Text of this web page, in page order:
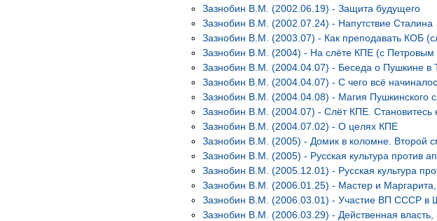
Зазнобин В.М. (2002.06.19) - Защита будущего
Зазнобин В.М. (2002.07.24) - Напутствие Сталина
Зазнобин В.М. (2003.07) - Как преподавать КОБ
Зазнобин В.М. (2004) - На слёте КПЕ (с Петровым
Зазнобин В.М. (2004.04.07) - Беседа о Пушкине в
Зазнобин В.М. (2004.04.07) - С чего всё
Зазнобин В.М. (2004.04.08) - Магия Пушкинского
Зазнобин В.М. (2004.07) - Слёт КПЕ. Становитесь
Зазнобин В.М. (2004.07.02) - О целях КПЕ
Зазнобин В.М. (2005) - Домик в коломне. Второй
Зазнобин В.М. (2005) - Русская культура против
Зазнобин В.М. (2005.12.01) - Русская культура
Зазнобин В.М. (2006.01.25) - Мастер и
Зазнобин В.М. (2006.03.01) - Участие ВП СССР
Зазнобин В.М. (2006.03.29) - Действенная